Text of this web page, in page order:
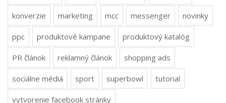
konverzie marketing mcc messenger novinky
ppc produktové kampane produktový katalóg
PR článok reklamný článok shopping ads
sociálne médiá sport superbowl tutorial
vytvorenie facebook stránky